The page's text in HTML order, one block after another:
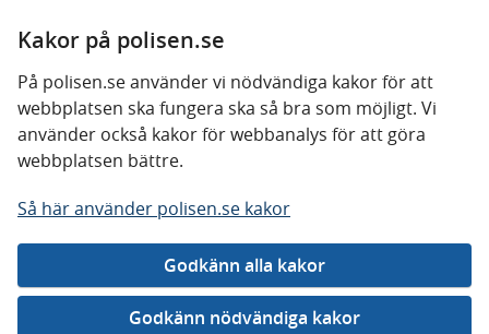
Kakor på polisen.se
På polisen.se använder vi nödvändiga kakor för att
webbplatsen ska fungera ska så bra som möjligt. Vi
använder också kakor för webbanalys för att göra
webbplatsen bättre.
Så här använder polisen.se kakor